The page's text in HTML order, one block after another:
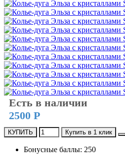
Есть в наличии
2500 Р
КУПИТЬ Купить в 1 клик
Бонусные баллы: 250